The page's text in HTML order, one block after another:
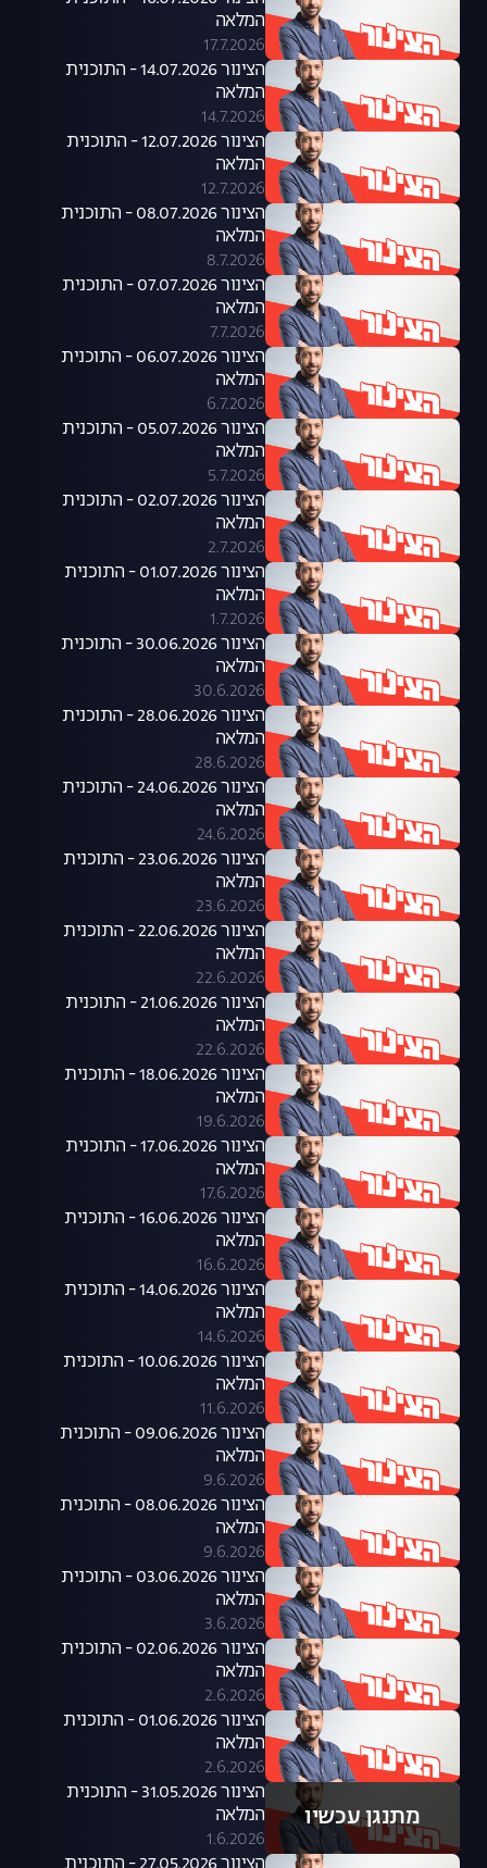
המלאה
17.7.2026
הצינור 14.07.2026 - התוכנית
המלאה
14.7.2026
הצינור 12.07.2026 - התוכנית
המלאה
12.7.2026
הצינור 08.07.2026 - התוכנית
המלאה
8.7.2026
הצינור 07.07.2026 - התוכנית
המלאה
7.7.2026
הצינור 06.07.2026 - התוכנית
המלאה
6.7.2026
הצינור 05.07.2026 - התוכנית
המלאה
5.7.2026
הצינור 02.07.2026 - התוכנית
המלאה
2.7.2026
הצינור 01.07.2026 - התוכנית
המלאה
1.7.2026
הצינור 30.06.2026 - התוכנית
המלאה
30.6.2026
הצינור 28.06.2026 - התוכנית
המלאה
28.6.2026
הצינור 24.06.2026 - התוכנית
המלאה
24.6.2026
הצינור 23.06.2026 - התוכנית
המלאה
23.6.2026
הצינור 22.06.2026 - התוכנית
המלאה
22.6.2026
הצינור 21.06.2026 - התוכנית
המלאה
22.6.2026
הצינור 18.06.2026 - התוכנית
המלאה
19.6.2026
הצינור 17.06.2026 - התוכנית
המלאה
17.6.2026
הצינור 16.06.2026 - התוכנית
המלאה
16.6.2026
הצינור 14.06.2026 - התוכנית
המלאה
14.6.2026
הצינור 10.06.2026 - התוכנית
המלאה
11.6.2026
הצינור 09.06.2026 - התוכנית
המלאה
9.6.2026
הצינור 08.06.2026 - התוכנית
המלאה
9.6.2026
הצינור 03.06.2026 - התוכנית
המלאה
3.6.2026
הצינור 02.06.2026 - התוכנית
המלאה
2.6.2026
הצינור 01.06.2026 - התוכנית
המלאה
2.6.2026
מתנגן עכשיו
הצינור 31.05.2026 - התוכנית
המלאה
1.6.2026